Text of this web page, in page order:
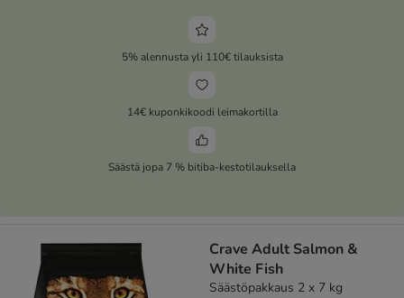
5% alennusta yli 110€ tilauksista
14€ kuponkikoodi leimakortilla
Säästä jopa 7 % bitiba-kestotilauksella
Crave Adult Salmon &
White Fish
Säästöpakkaus 2 x 7 kg